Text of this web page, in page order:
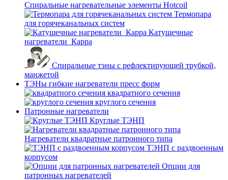
Спиральные нагревательные элементы Hotcoil
Термопара
для горячеканальных систем
Катушечные
нагреватели_Карра
Спиральные тэны с рефлектирующей трубкой,
манжетой
ТЭНы гибкие нагреватели пресс форм
квадратного сечения
круглого сечения
Патронные нагреватели
Круглые ТЭНП
Нагреватели квадратные патронного типа
ТЭНП с раздвоенным
корпусом
Опции для
патронных нагревателей